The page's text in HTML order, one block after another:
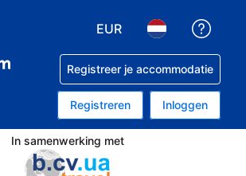
EUR
Registreer je accommodatie
Registreren Inloggen
In samenwerking met